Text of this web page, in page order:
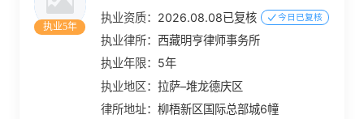
执业5年
执业资质： 2026.08.08已复核 今日已复核
执业律所：西藏明亨律师事务所
执业年限： 5年
执业地区：拉萨–堆龙德庆区
律所地址：柳梧新区国际总部城6幢